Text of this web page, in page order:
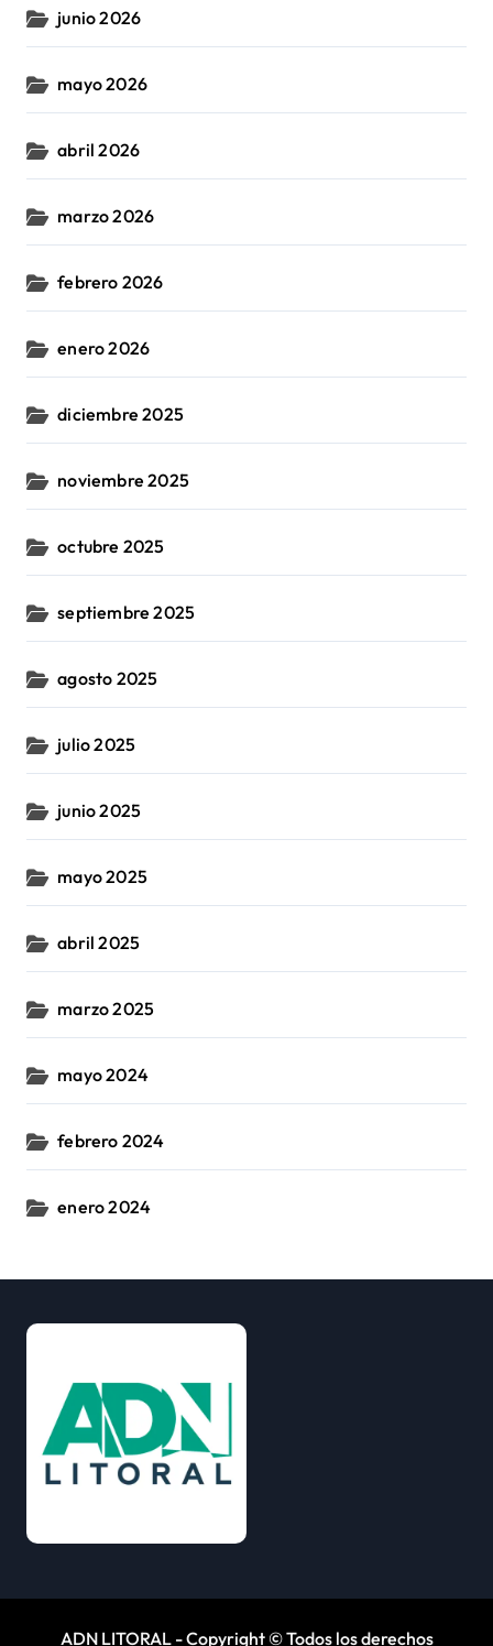
junio 2026
mayo 2026
abril 2026
marzo 2026
febrero 2026
enero 2026
diciembre 2025
noviembre 2025
octubre 2025
septiembre 2025
agosto 2025
julio 2025
junio 2025
mayo 2025
abril 2025
marzo 2025
mayo 2024
febrero 2024
enero 2024
ADN LITORAL - Copyright © Todos los derechos